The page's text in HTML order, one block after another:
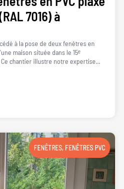
7016) à
à la pose de deux fenêtres en
maison située dans le 15ᵉ
chantier illustre notre expertise...
FENÊTRES, FENÊTRES PVC